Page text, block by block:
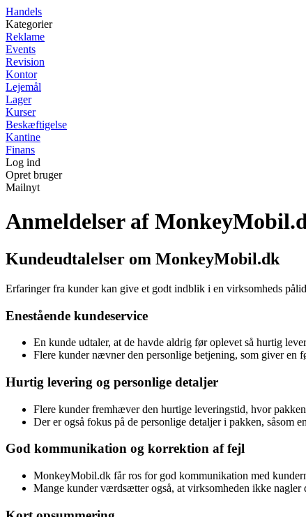
Handels
Kategorier
Reklame
Events
Revision
Kontor
Lejemål
Lager
Kurser
Beskæftigelse
Kantine
Finans
Log ind
Opret bruger
Mailnyt
Anmeldelser af
Kundeudtalelser om MonkeyMobil.dk
Erfaringer fra kunder kan give et godt indblik i en virksomheds
Enestående kundeservice
En kunde udtaler, at de havde aldrig før oplevet så hurtig
Flere kunder nævner den personlige betjening, som giver en
Hurtig levering og personlige detaljer
Flere kunder fremhæver den hurtige leveringstid, hvor
Der er også fokus på de personlige detaljer i pakken, såsom
God kommunikation og korrektion af fejl
MonkeyMobil.dk får ros for god kommunikation med
Mange kunder værdsætter også, at virksomheden ikke nagler